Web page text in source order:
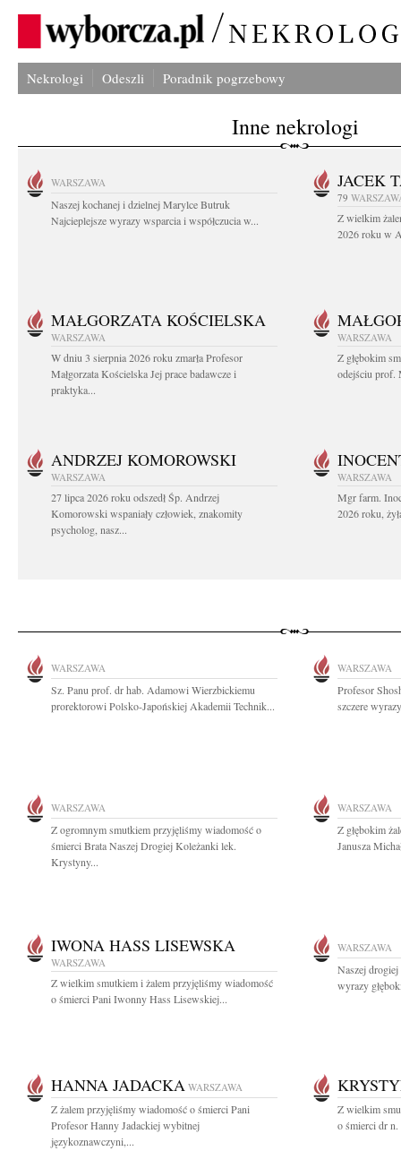
Nekrologi Odeszli Poradnik pogrzebowy
Inne nekrologi
WARSZAWA
Naszej kochanej i dzielnej Marylce Butruk
Najcieplejsze wyrazy wsparcia i współczucia w...
JACEK
79
Z wielkim
2026 roku w
MAŁGORZATA KOŚCIELSKA
WARSZAWA
W dniu 3 sierpnia 2026 roku zmarła Profesor
Małgorzata Kościelska Jej prace badawcze i
praktyka...
WARSZAWA
Z głębokim
odejściu prof.
ANDRZEJ KOMOROWSKI
WARSZAWA
27 lipca 2026 roku odszedł Śp. Andrzej
Komorowski wspaniały człowiek, znakomity
psycholog, nasz...
WARSZAWA
Mgr farm.
2026 roku,
WARSZAWA
Sz. Panu prof. dr hab. Adamowi Wierzbickiemu
prorektorowi Polsko-Japońskiej Akademii Technik...
WARSZAWA
Profesor
szczere
WARSZAWA
Z ogromnym smutkiem przyjęliśmy wiadomość o
śmierci Brata Naszej Drogiej Koleżanki lek.
Krystyny...
WARSZAWA
Z głębokim
Janusza
IWONA HASS LISEWSKA
WARSZAWA
Z wielkim smutkiem i żalem przyjęliśmy wiadomość
o śmierci Pani Iwonny Hass Lisewskiej...
WARSZAWA
Naszej
wyrazy
HANNA JADACKA WARSZAWA
Z żalem przyjęliśmy wiadomość o śmierci Pani
Profesor Hanny Jadackiej wybitnej
językoznawczyni,...
Z wielkim
o śmierci dr